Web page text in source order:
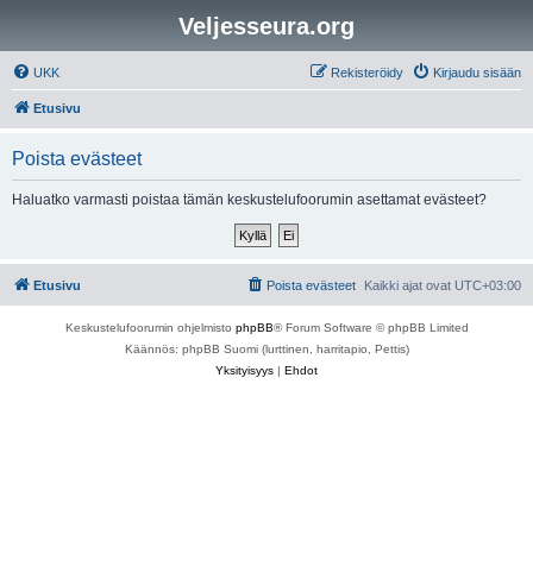
Veljesseura.org
UKK Kirjaudu sisään
Rekisteröidy
Etusivu
Poista evästeet
Haluatko varmasti poistaa tämän keskustelufoorumin asettamat evästeet?
Etusivu Kaikki ajat ovat UTC+03:00
Poista evästeet
Keskustelufoorumin ohjelmisto phpBB® Forum Software © phpBB Limited
Käännös: phpBB Suomi (lurttinen, harritapio, Pettis)
Yksityisyys | Ehdot